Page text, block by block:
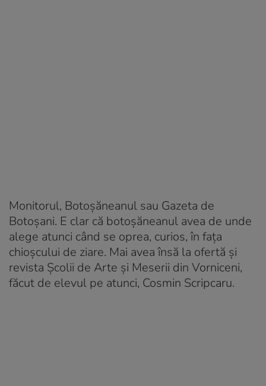
Monitorul, Botoșăneanul sau Gazeta de
Botoșani. E clar că botoșăneanul avea de unde
alege atunci când se oprea, curios, în fața
chioșcului de ziare. Mai avea însă la ofertă și
revista Școlii de Arte și Meserii din Vorniceni,
făcut de elevul pe atunci, Cosmin Scripcaru.